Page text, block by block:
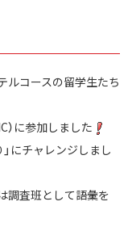
ルコースの留学生たち
に参加しました
にチャレンジしまし
調査班として語彙を